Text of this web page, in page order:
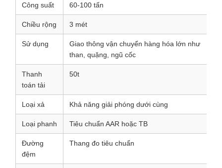
Công suất 60-100 tấn
Chiều rộng 3 mét
Sử dụng
Giao thông vận chuyển hàng hóa lớn như
than, quặng, ngũ cốc
Thanh
toán tải
50t
Loại xả Khả năng giải phóng dưới cùng
Loại phanh Tiêu chuẩn AAR hoặc TB
Đường
đệm
Thang đo tiêu chuẩn